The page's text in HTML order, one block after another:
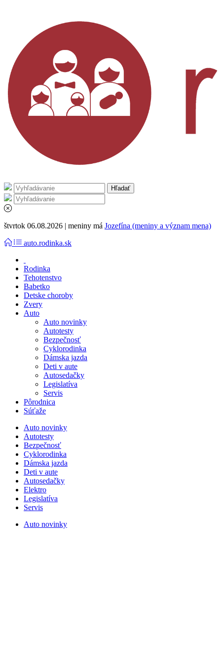
štvrtok 06.08.2026 | meniny má Jozefína (meniny a význam mena)
auto.rodinka.sk
Rodinka
Tehotenstvo
Babetko
Detske choroby
Zvery
Auto
Auto novinky
Autotesty
Bezpečnosť
Cyklorodinka
Dámska jazda
Deti v aute
Autosedačky
Legislatíva
Servis
Pôrodnica
Súťaže
Auto novinky
Autotesty
Bezpečnosť
Cyklorodinka
Dámska jazda
Deti v aute
Autosedačky
Elektro
Legislatíva
Servis
Auto novinky